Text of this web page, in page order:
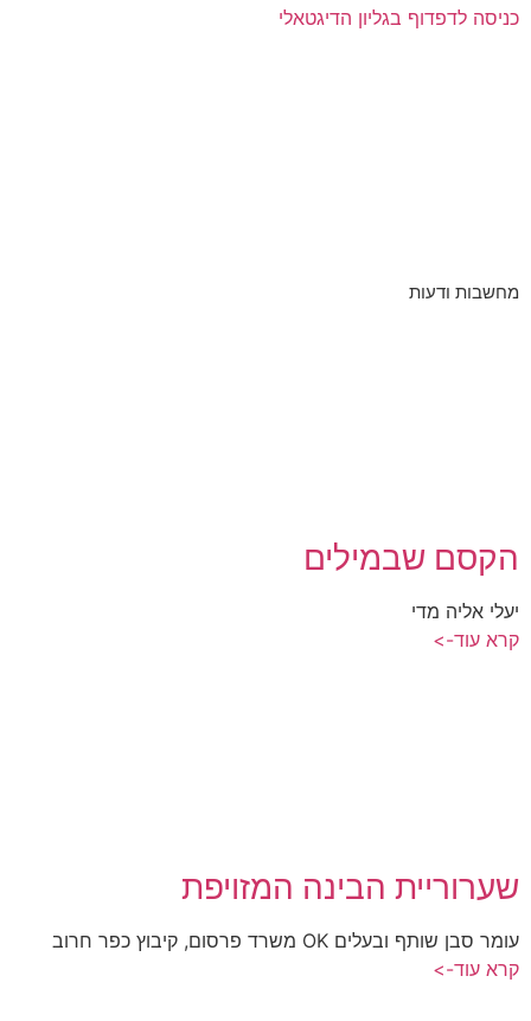
כניסה לדפדוף בגליון הדיגטאלי
מחשבות ודעות
הקסם שבמילים
יעלי אליה מדי
קרא עוד->
שערוריית הבינה המזויפת
עומר סבן שותף ובעלים OK משרד פרסום, קיבוץ כפר חרוב
קרא עוד->